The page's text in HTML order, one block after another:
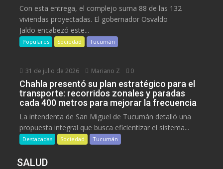
Con esta entrega, el complejo suma 88 de las 132
viviendas proyectadas. El gobernador Osvaldo
Jaldo encabezó este...
Populares Sociedad Tucumán
31 de julio de 2026 Mariano Z 0
Chahla presentó su plan estratégico para el
transporte: recorridos zonales y paradas
cada 400 metros para mejorar la frecuencia
La intendenta de San Miguel de Tucumán detalló una
propuesta integral que busca eficientizar el sistema...
Destacadas Sociedad Tucumán
SALUD